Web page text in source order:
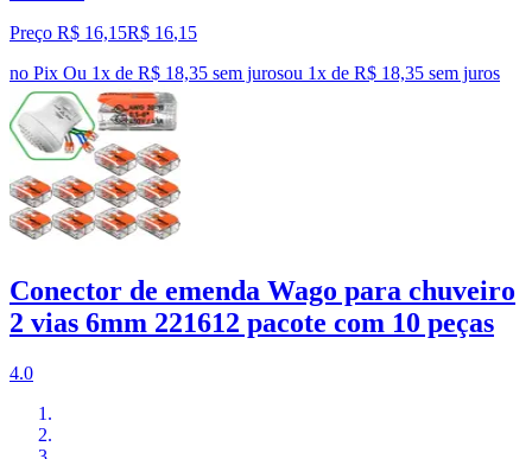
Preço R$ 16,15R$ 16,15
no Pix Ou 1x de R$ 18,35 sem jurosou 1x de R$ 18,35 sem juros
Conector de emenda Wago para chuveiro
2 vias 6mm 221612 pacote com 10 peças
4.0